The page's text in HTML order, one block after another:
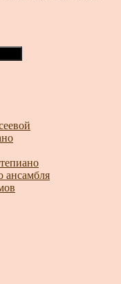
ансамбля